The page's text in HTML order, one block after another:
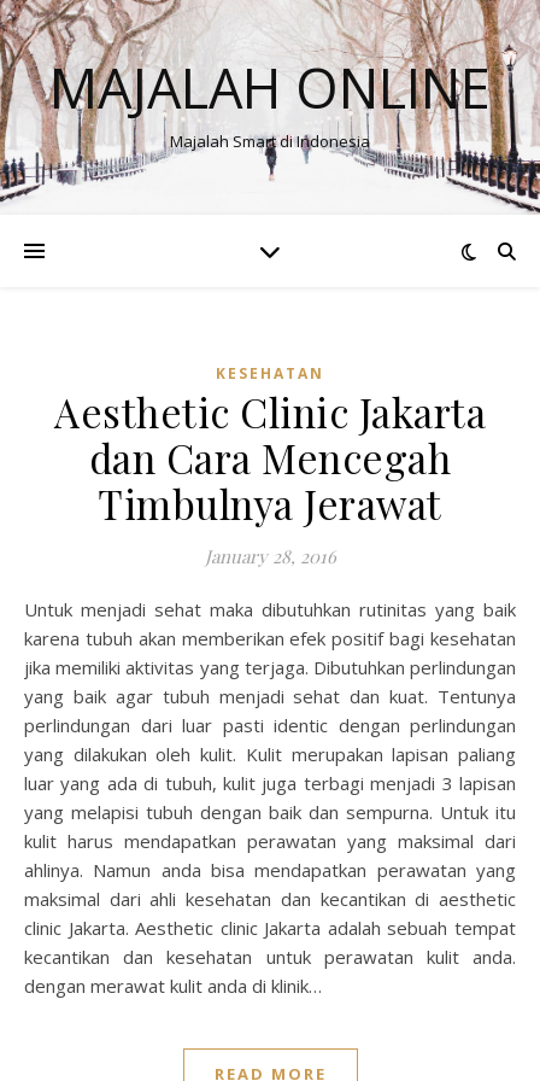
MAJALAH ONLINE
Majalah Smart di Indonesia
KESEHATAN
Aesthetic Clinic Jakarta
dan Cara Mencegah
Timbulnya Jerawat
January 28, 2016
Untuk menjadi sehat maka dibutuhkan rutinitas yang baik
karena tubuh akan memberikan efek positif bagi kesehatan
jika memiliki aktivitas yang terjaga. Dibutuhkan perlindungan
yang baik agar tubuh menjadi sehat dan kuat. Tentunya
perlindungan dari luar pasti identic dengan perlindungan
yang dilakukan oleh kulit. Kulit merupakan lapisan paliang
luar yang ada di tubuh, kulit juga terbagi menjadi 3 lapisan
yang melapisi tubuh dengan baik dan sempurna. Untuk itu
kulit harus mendapatkan perawatan yang maksimal dari
ahlinya. Namun anda bisa mendapatkan perawatan yang
maksimal dari ahli kesehatan dan kecantikan di aesthetic
clinic Jakarta. Aesthetic clinic Jakarta adalah sebuah tempat
kecantikan dan kesehatan untuk perawatan kulit anda.
dengan merawat kulit anda di klinik…
READ MORE